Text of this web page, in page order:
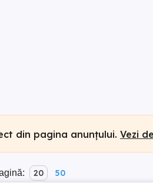
din pagina anunțului. Vezi
20 50